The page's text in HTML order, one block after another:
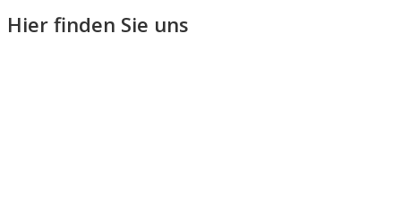
Hier finden Sie uns